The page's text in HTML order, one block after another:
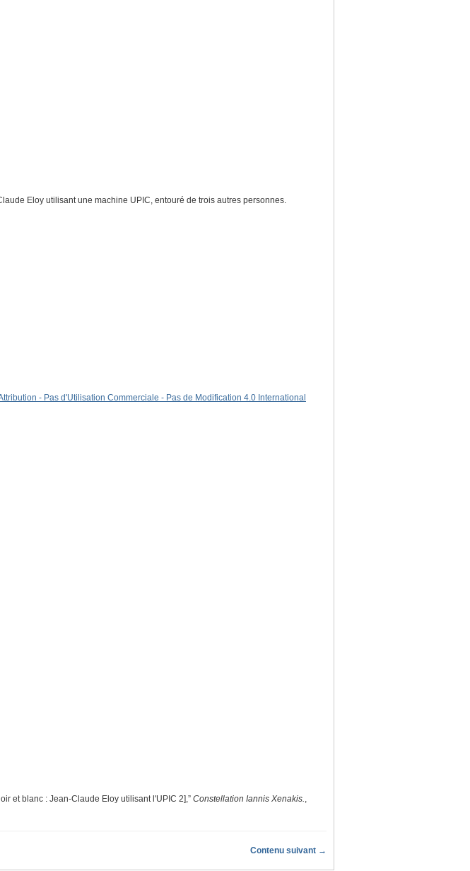
Eloy utilisant une machine UPIC, entouré de trois autres personnes.
- Pas d'Utilisation Commerciale - Pas de Modification 4.0 International
et blanc : Jean-Claude Eloy utilisant l'UPIC 2],” Constellation Iannis Xenakis.,
Contenu suivant →